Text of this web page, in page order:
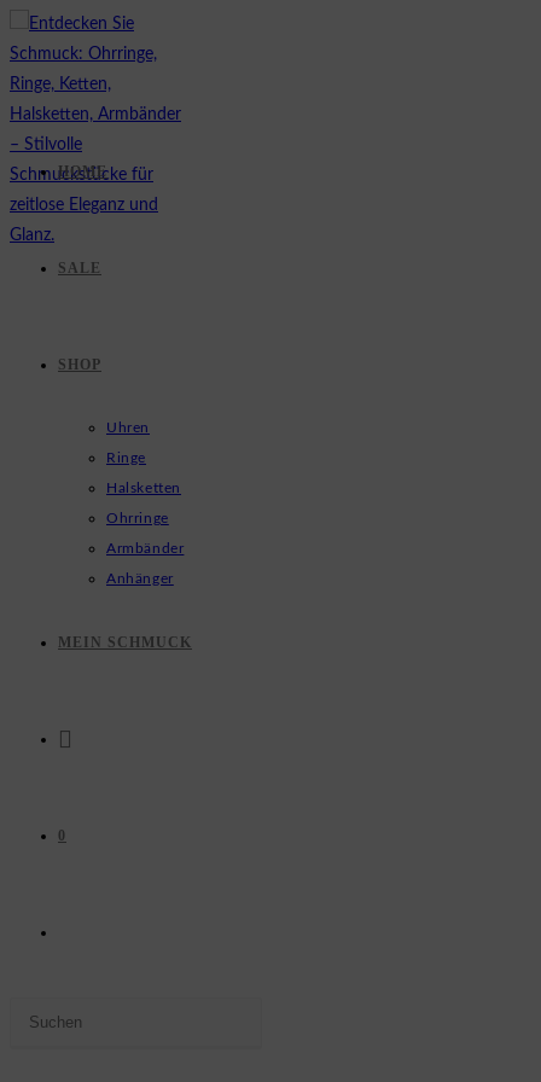
Zum
Inhalt
springen
HOME
SALE
SHOP
Uhren
Ringe
Halsketten
Ohrringe
Armbänder
Anhänger
MEIN SCHMUCK
0
SUCHE